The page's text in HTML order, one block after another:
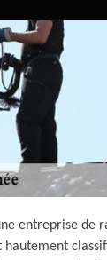
entreprise de